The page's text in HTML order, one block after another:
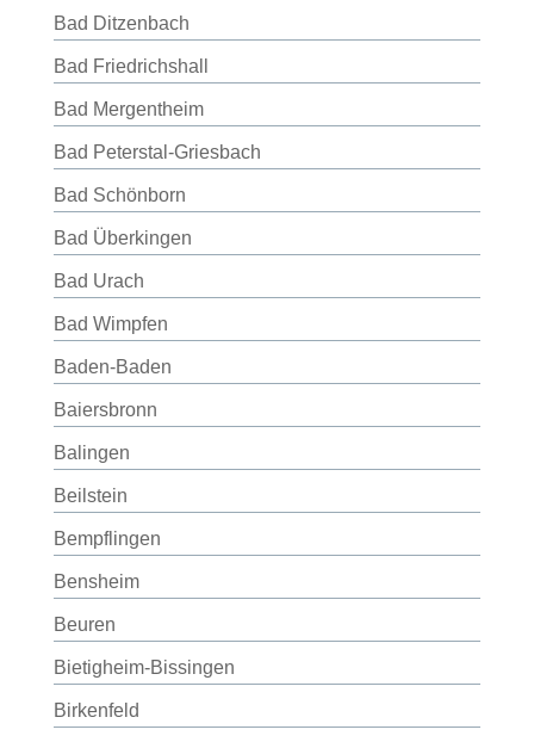
Bad Ditzenbach
Bad Friedrichshall
Bad Mergentheim
Bad Peterstal-Griesbach
Bad Schönborn
Bad Überkingen
Bad Urach
Bad Wimpfen
Baden-Baden
Baiersbronn
Balingen
Beilstein
Bempflingen
Bensheim
Beuren
Bietigheim-Bissingen
Birkenfeld